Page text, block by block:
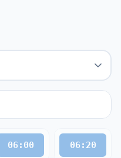
06:00 06:20